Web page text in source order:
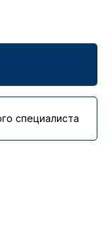
специалиста